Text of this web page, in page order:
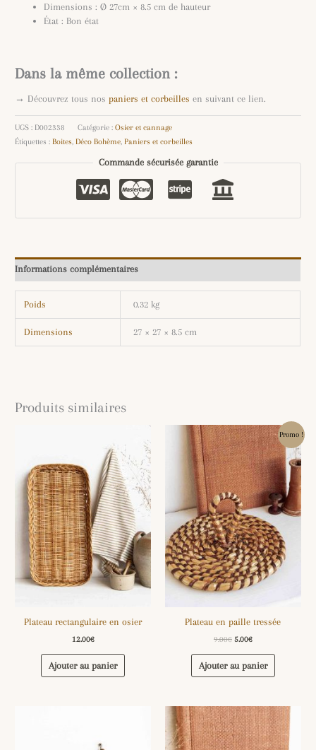
Dimensions : Ø 27cm × 8.5 cm de hauteur
État : Bon état
Dans la même collection :
→ Découvrez tous nospaniers et corbeilles en suivant ce lien.
UGS : D002338 Catégorie :Osier et cannage
Étiquettes :Boites,Déco Bohème,Paniers et corbeilles
Commande sécurisée garantie
Informations complémentaires
Poids 0.32 kg
Dimensions 27 × 27 × 8.5 cm
Produits similaires
Plateau rectangulaire en osier
12.00€
Ajouter au panier
Promo !
Plateau en paille tressée
9.00€
Le
prix
initial
était :
9.00€.
5.00€
Le
prix
actuel
est :
5.00€.
Ajouter au panier